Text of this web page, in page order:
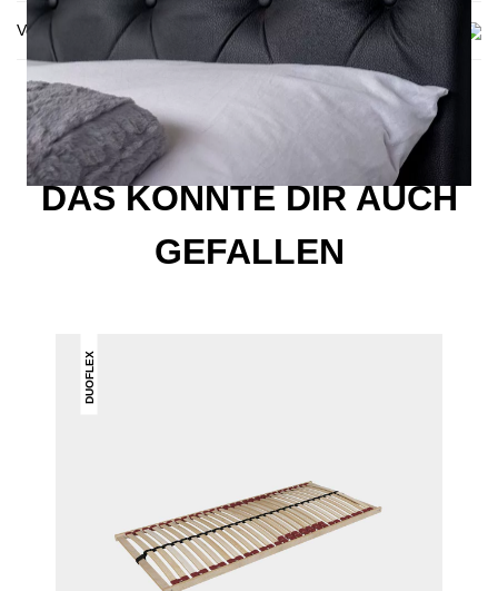
Versand & Lieferung
DAS KÖNNTE DIR AUCH
GEFALLEN
DUOFLEX